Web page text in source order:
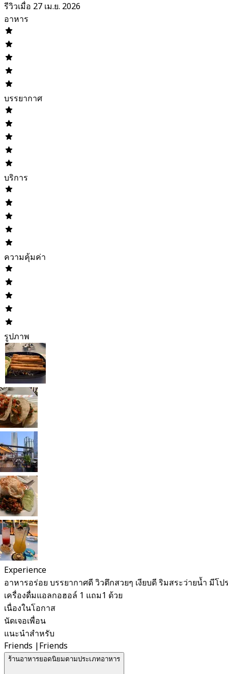
รีวิวเมื่อ 27 เม.ย. 2026
อาหาร
บรรยากาศ
บริการ
ความคุ้มค่า
รูปภาพ
Experience
อาหารอร่อย บรรยากาศดี วิวตึกสวยๆ เงียบดี ริมสระว่ายน้ำ มีโป
เครื่องดื่มแอลกอฮอล์ 1 แถม1 ด้วย
เนื่องในโอกาส
นัดเจอเพื่อน
แนะนำสำหรับ
Friends |Friends
ร้านอาหารยอดนิยมตามประเภทอาหาร